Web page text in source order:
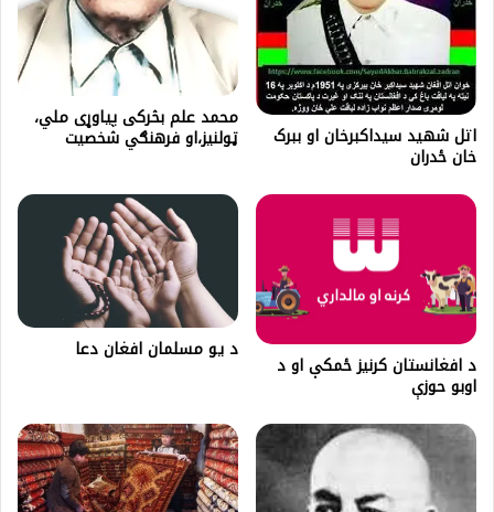
اتل شهید سیداکبرخان او ببرک
خان ځدران
محمد علم بڅرکی پیاوړی ملي،
ټولنیز،او فرهنګي شخصیت
د افغانستان کرنیز ځمکې او د
اوبو حوزې
د یو مسلمان افغان دعا